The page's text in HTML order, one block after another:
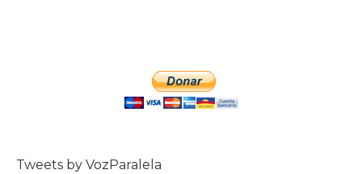
Tweets by VozParalela